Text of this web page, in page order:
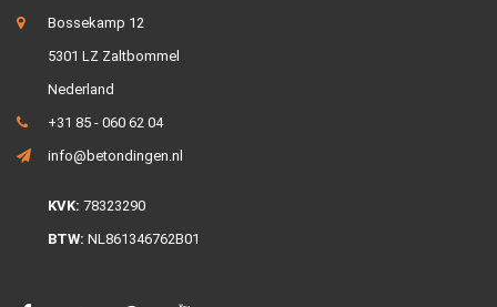
Bossekamp 12
5301 LZ Zaltbommel
Nederland
+31 85 - 060 62 04
info@betondingen.nl
KVK: 78323290
BTW: NL861346762B01